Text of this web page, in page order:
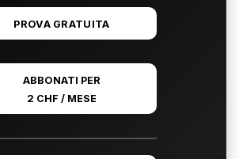
PROVA GRATUITA
ABBONATI PER
2 CHF / MESE